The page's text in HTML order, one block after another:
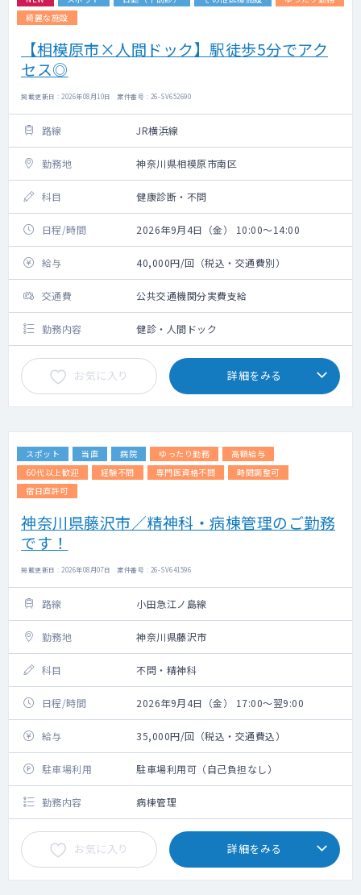
綺麗な施設
【相模原市×人間ドック】駅徒歩5分でアク
セス◎
掲載更新日 : 2026年08月10日 案件番号 : 26-SV652690
路線 JR横浜線
勤務地 神奈川県相模原市南区
科目 健康診断・不問
日程/時間 2026年9月4日（金） 10:00～14:00
給与 40,000円/回（税込・交通費別）
交通費 公共交通機関分実費支給
勤務内容 健診・人間ドック
お気に入り 詳細をみる
スポット 当直 病院 ゆったり勤務
高額給与
60代以上歓迎
経験不問 専門医資格不問
時間調整可
宿日直許可
神奈川県藤沢市／精神科・病棟管理のご勤務
です！
掲載更新日 : 2026年08月07日 案件番号 : 26-SV641596
路線 小田急江ノ島線
勤務地 神奈川県藤沢市
科目 不問・精神科
日程/時間 2026年9月4日（金） 17:00～翌9:00
給与 35,000円/回（税込・交通費込）
駐車場利用 駐車場利用可（自己負担なし）
勤務内容 病棟管理
お気に入り 詳細をみる